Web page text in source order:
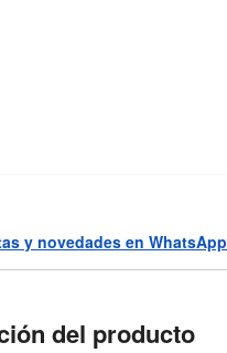
y novedades en WhatsApp
del producto